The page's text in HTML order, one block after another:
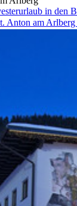
in den
Anton am Arlberg